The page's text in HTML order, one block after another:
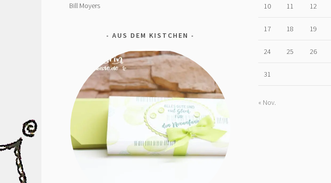
Bill Moyers
AUS DEM KISTCHEN
10 11 12
17 18 19
24 25 26
31
« Nov.